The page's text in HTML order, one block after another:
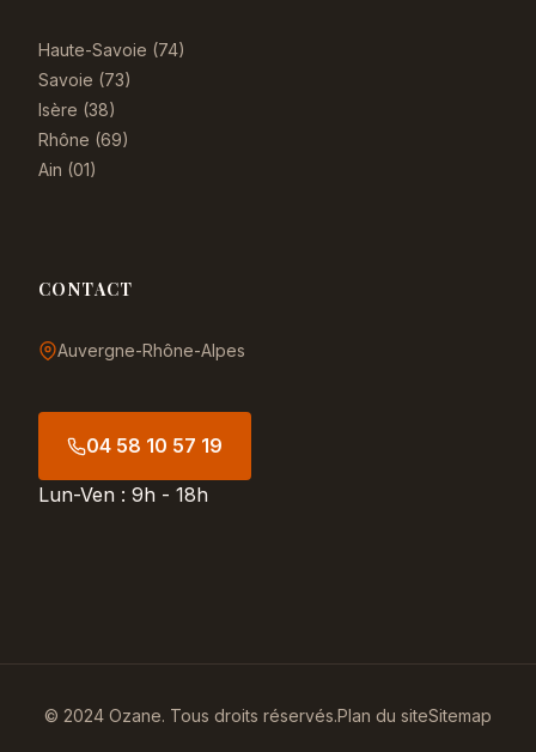
Haute-Savoie (74)
Savoie (73)
Isère (38)
Rhône (69)
Ain (01)
CONTACT
Auvergne-Rhône-Alpes
04 58 10 57 19
Lun-Ven : 9h - 18h
© 2024 Ozane. Tous droits réservés.Plan du siteSitemap